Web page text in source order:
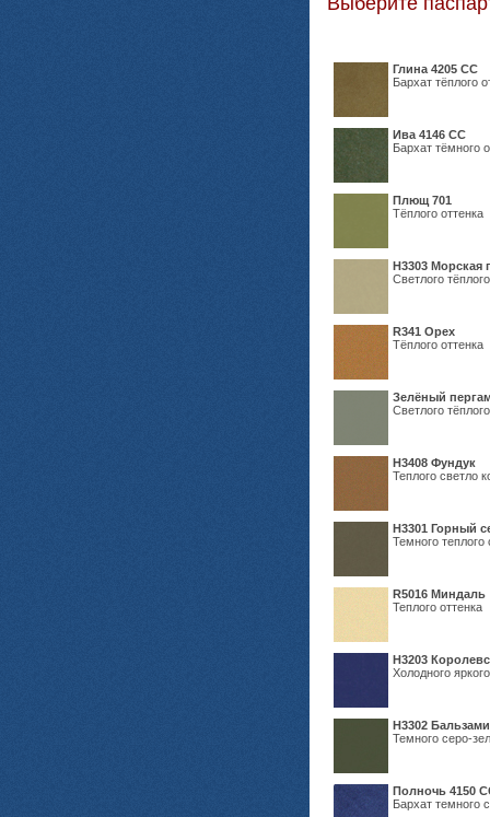
Глина 4205 СС
Бархат тёплого
Ива 4146 СС
Бархат тёмного
Плющ 701
Тёплого оттенка
H3303 Морская
Светлого
R341 Орех
Тёплого оттенка
Зелёный
Светлого
Н3408 Фундук
Теплого светло
Н3301 Горный
Темного теплого
R5016 Миндаль
Теплого оттенка
Н3203
Холодного
Н3302
Темного серо-
Полночь 4150
Бархат темного